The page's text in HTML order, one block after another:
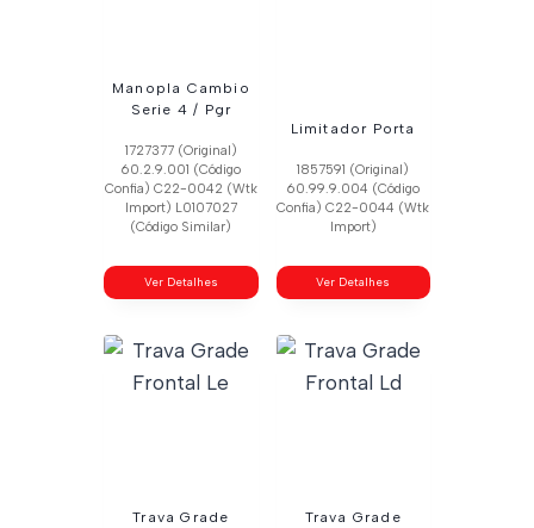
Manopla Cambio
Serie 4 / Pgr
1727377 (Original)
60.2.9.001 (Código
Confia) C22-0042 (Wtk
Import) L0107027
(Código Similar)
Ver Detalhes
Limitador Porta
1857591 (Original)
60.99.9.004 (Código
Confia) C22-0044 (Wtk
Import)
Ver Detalhes
Trava Grade
Trava Grade